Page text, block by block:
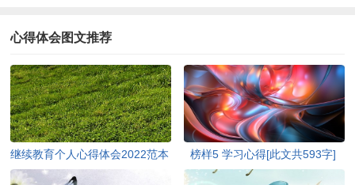
心得体会图文推荐
继续教育个人心得体会2022范本
[此文共5440字]
榜样5 学习心得[此文共593字]